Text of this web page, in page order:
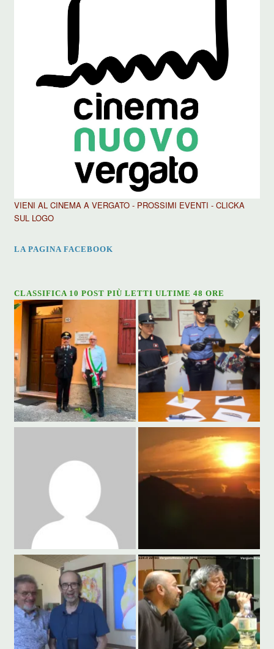
VIENI AL CINEMA A VERGATO - PROSSIMI EVENTI - CLICKA
SUL LOGO
LA PAGINA FACEBOOK
CLASSIFICA 10 POST PIÙ LETTI ULTIME 48 ORE